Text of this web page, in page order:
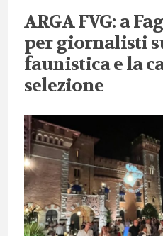
ARGA FVG: a
per giornalisti
faunistica e la
selezione